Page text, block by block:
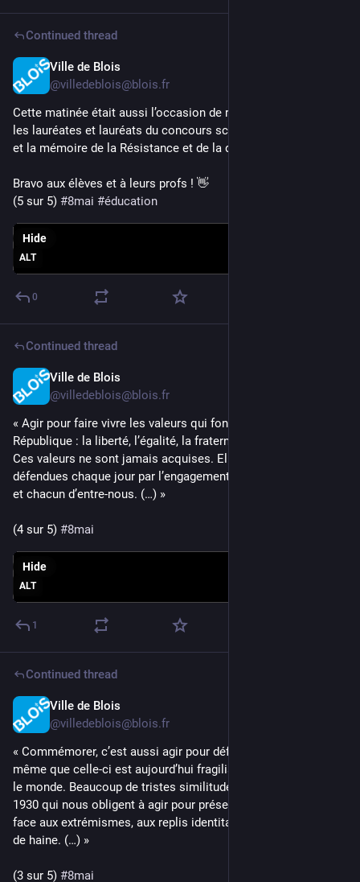
Continued thread
Ville de Blois
@villedeblois@blois.fr
Cette matinée était aussi l’occasion de récompenser
les lauréates et lauréats du concours scolaire sur l’histoire
et la mémoire de la Résistance et de la déportation.
Bravo aux élèves et à leurs profs ! 👋
(5 sur 5) #8mai #éducation
ALT
Hide
0
Continued thread
Ville de Blois
@villedeblois@blois.fr
« Agir pour faire vivre les valeurs qui fondent notre
République : la liberté, l’égalité, la fraternité et la laïcité.
Ces valeurs ne sont jamais acquises. Elles doivent être
défendues chaque jour par l’engagement de chacune
et chacun d’entre-nous. (…) »
(4 sur 5) #8mai
ALT
Hide
1
Continued thread
Ville de Blois
@villedeblois@blois.fr
« Commémorer, c’est aussi agir pour défendre la paix, alors
même que celle-ci est aujourd’hui fragilisée en Europe et dans
le monde. Beaucoup de tristes similitudes avec les années
1930 qui nous obligent à agir pour préserver la démocratie
face aux extrémismes, aux replis identitaires, aux discours
de haine. (…) »
(3 sur 5) #8mai